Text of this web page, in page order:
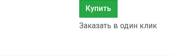
Купить
Заказать в один клик